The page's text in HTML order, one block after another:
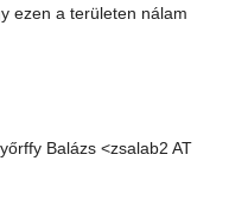
ezen a területen nálam
Balázs <zsalab2 AT